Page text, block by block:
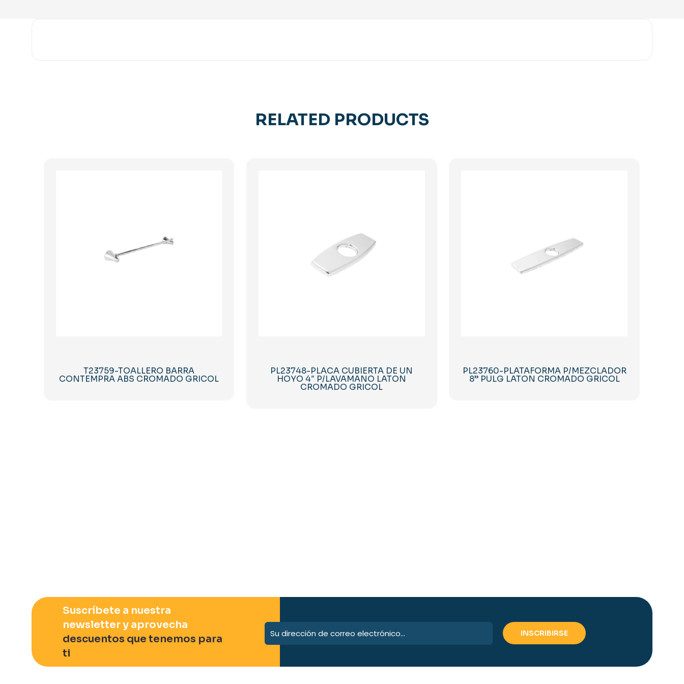
RELATED PRODUCTS
T23759-TOALLERO BARRA
CONTEMPRA ABS CROMADO GRICOL
PL23748-PLACA CUBIERTA DE UN
HOYO 4″ P/LAVAMANO LATON
CROMADO GRICOL
PL23760-PLATAFORMA P/MEZCLADOR
8” PULG LATON CROMADO GRICOL
Suscríbete a nuestra
newsletter y aprovecha
descuentos que tenemos para
ti